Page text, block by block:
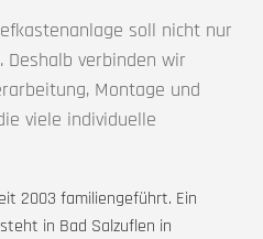
soll nicht nur
Deshalb verbinden wir
Montage und
viele individuelle
2003 familiengeführt. Ein
in Bad Salzuflen in